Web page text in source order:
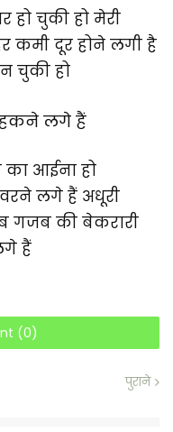
चुकी हो मेरी
कमी दूर होने लगी है
चुकी हो
लगे हैं
आईना हो
लगे हैं अधूरी
गजब की बेकरारी
हैं
(0)
पुराने